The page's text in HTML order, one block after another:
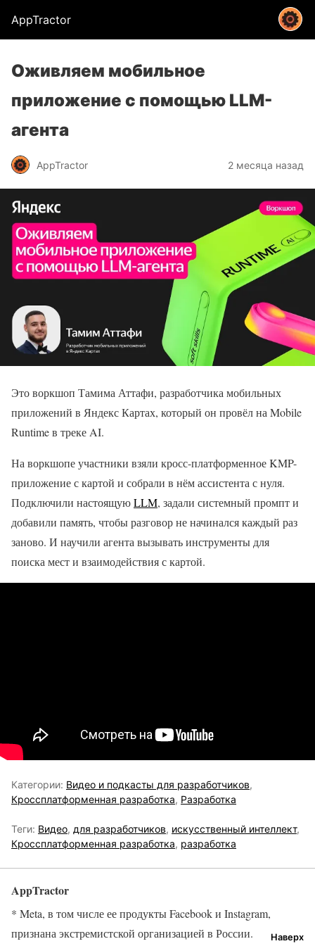
AppTractor
Оживляем мобильное
приложение с помощью LLM-
агента
AppTractor 2 месяца назад
Это воркшоп Тамима Аттафи, разработчика мобильных
приложений в Яндекс Картах, который он провёл на Mobile
Runtime в треке AI.
На воркшопе участники взяли кросс-платформенное KMP-
приложение с картой и собрали в нём ассистента с нуля.
Подключили настоящуюLLM, задали системный промпт и
добавили память, чтобы разговор не начинался каждый раз
заново. И научили агента вызывать инструменты для
поиска мест и взаимодействия с картой.
Категории: Видео и подкасты для разработчиков,
Кроссплатформенная разработка, Разработка
Теги: Видео, для разработчиков, искусственный интеллект,
Кроссплатформенная разработка, разработка
AppTractor
Наверх
* Meta, в том числе ее продукты Facebook и Instagram,
признана экстремистской организацией в России.